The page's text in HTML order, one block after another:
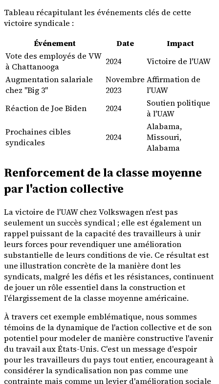
Tableau récapitulant les événements clés de cette
victoire syndicale :
Événement
Date
Impact
Vote des employés de VW
à Chattanooga
2024
Victoire de l'UAW
Augmentation salariale
chez "Big 3"
Novembre
2023
Affirmation de
l'UAW
Réaction de Joe Biden
2024
Soutien politique
à l'UAW
Prochaines cibles
syndicales
2024
Alabama,
Missouri,
Alabama
Renforcement de la classe moyenne
par l'action collective
La victoire de l'UAW chez Volkswagen n'est pas
seulement un succès syndical ; elle est également un
rappel puissant de la capacité des travailleurs à unir
leurs forces pour revendiquer une amélioration
substantielle de leurs conditions de vie. Ce résultat est
une illustration concrète de la manière dont les
syndicats, malgré les défis et les résistances, continuent
de jouer un rôle essentiel dans la construction et
l'élargissement de la classe moyenne américaine.
À travers cet exemple emblématique, nous sommes
témoins de la dynamique de l'action collective et de son
potentiel pour modeler de manière constructive l'avenir
du travail aux États-Unis. C'est un message d'espoir
pour les travailleurs du pays tout entier, encourageant à
considérer la syndicalisation non pas comme une
contrainte mais comme un levier d'amélioration sociale